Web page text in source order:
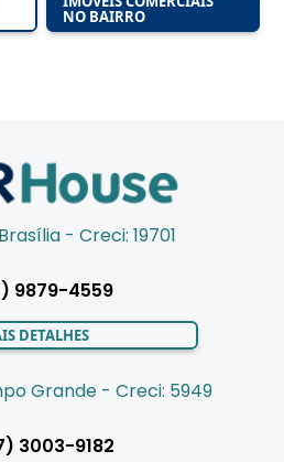
NO BAIRRO
- Creci: 19701
9879-4559
DETALHES
Grande - Creci: 5949
3003-9182